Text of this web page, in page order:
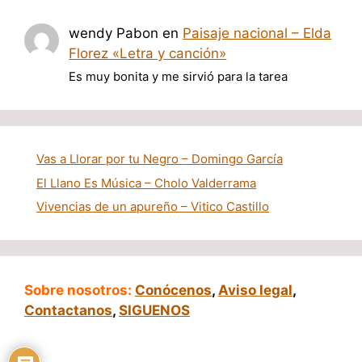
wendy Pabon en Paisaje nacional – Elda
Florez «Letra y canción»
Es muy bonita y me sirvió para la tarea
Vas a Llorar por tu Negro – Domingo García
El Llano Es Música – Cholo Valderrama
Vivencias de un apureño – Vitico Castillo
Sobre nosotros: Conócenos, Aviso legal,
Contactanos, SIGUENOS